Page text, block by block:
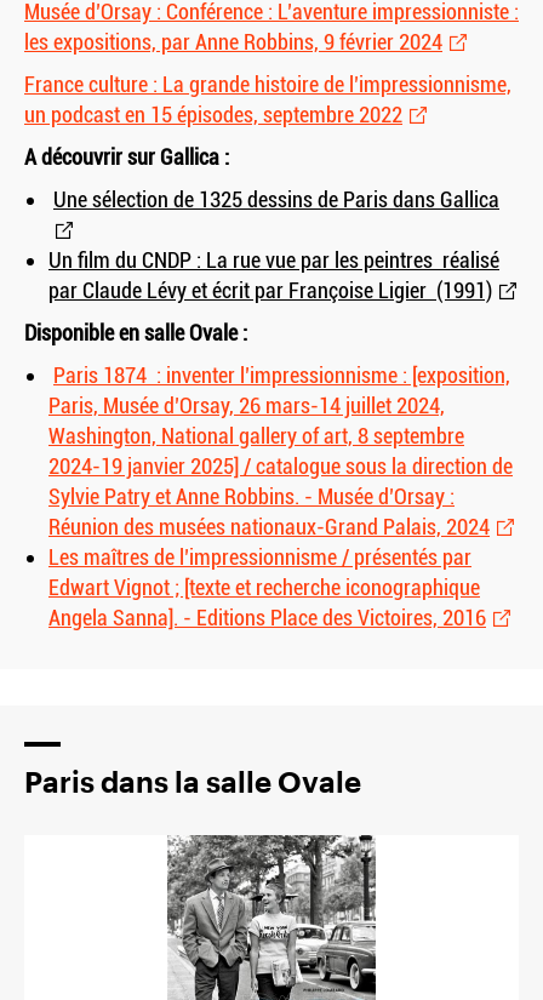
Musée d’Orsay : Conférence : L’aventure impressionniste :
les expositions, par Anne Robbins, 9 février 2024
France culture : La grande histoire de l’impressionnisme,
un podcast en 15 épisodes, septembre 2022
A découvrir sur Gallica :
Une sélection de 1325 dessins de Paris dans Gallica
Un film du CNDP : La rue vue par les peintres réalisé
par Claude Lévy et écrit par Françoise Ligier (1991)
Disponible en salle Ovale :
Paris 1874 : inventer l’impressionnisme : [exposition,
Paris, Musée d’Orsay, 26 mars-14 juillet 2024,
Washington, National gallery of art, 8 septembre
2024-19 janvier 2025] / catalogue sous la direction de
Sylvie Patry et Anne Robbins. - Musée d’Orsay :
Réunion des musées nationaux-Grand Palais, 2024
Les maîtres de l’impressionnisme / présentés par
Edwart Vignot ; [texte et recherche iconographique
Angela Sanna]. - Editions Place des Victoires, 2016
Paris dans la salle Ovale